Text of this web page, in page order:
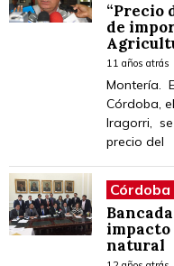
“Precio
de
11 años atrás
Montería.
Córdoba,
Iragorri,
precio del
Córdoba
natural